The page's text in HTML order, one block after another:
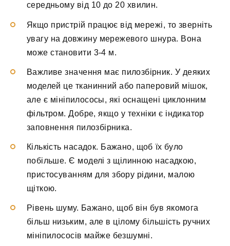
середньому від 10 до 20 хвилин.
Якщо пристрій працює від мережі, то зверніть
увагу на довжину мережевого шнура. Вона
може становити 3-4 м.
Важливе значення має пилозбірник. У деяких
моделей це тканинний або паперовий мішок,
але є мініпилососы, які оснащені циклонним
фільтром. Добре, якщо у техніки є індикатор
заповнення пилозбірника.
Кількість насадок. Бажано, щоб їх було
побільше. Є моделі з щілинною насадкою,
пристосуванням для збору рідини, малою
щіткою.
Рівень шуму. Бажано, щоб він був якомога
більш низьким, але в цілому більшість ручних
мініпилососів майже безшумні.